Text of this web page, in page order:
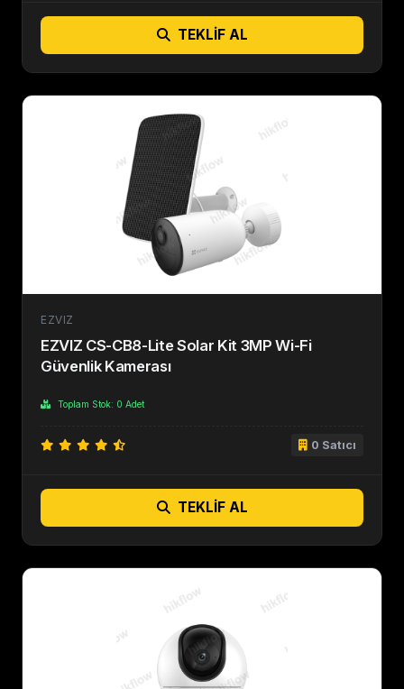
TEKLIF AL
EZVIZ
EZVIZ CS-CB8-Lite Solar Kit 3MP Wi-Fi
Güvenlik Kamerası
Toplam Stok: 0 Adet
0 Satıcı
TEKLIF AL